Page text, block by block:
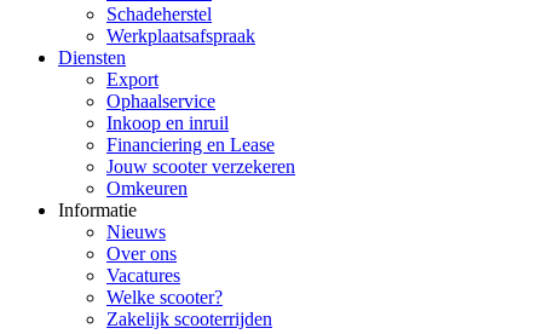
Schadeherstel
Werkplaatsafspraak
Diensten
Export
Ophaalservice
Inkoop en inruil
Financiering en Lease
Jouw scooter verzekeren
Omkeuren
Informatie
Nieuws
Over ons
Vacatures
Welke scooter?
Zakelijk scooterrijden